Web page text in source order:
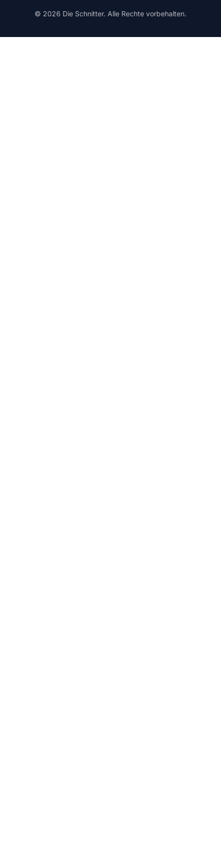
© 2026 Die Schnitter. Alle Rechte vorbehalten.